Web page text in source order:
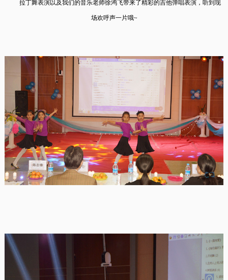
拉丁舞表演以及我们的音乐老师徐鸿飞带来了精彩的吉他弹唱表演， 听到现
场欢呼声一片哦~